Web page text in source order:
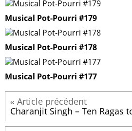
Musical Pot-Pourri #179
Musical Pot-Pourri #178
Musical Pot-Pourri #177